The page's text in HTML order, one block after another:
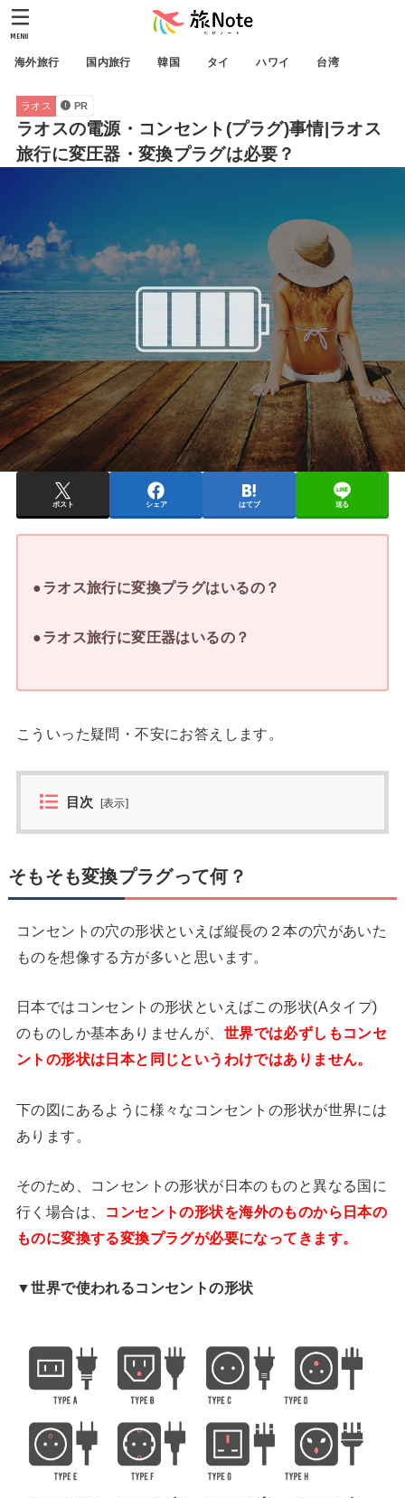
海外旅行 国内旅行 韓国 タイ ハワイ 台湾
MENU
ラオス PR
ラオスの電源・コンセント(プラグ)事情|ラオス
旅行に変圧器・変換プラグは必要？
ポスト シェア はてブ 送る
●ラオス旅行に変換プラグはいるの？
●ラオス旅行に変圧器はいるの？
こういった疑問・不安にお答えします。
目次 [表示]
そもそも変換プラグって何？
コンセントの穴の形状といえば縦長の２本の穴があいた
ものを想像する方が多いと思います。
日本ではコンセントの形状といえばこの形状(Aタイプ)
のものしか基本ありませんが、 世界では必ずしもコンセ
ントの形状は日本と同じというわけではありません。
下の図にあるように様々なコンセントの形状が世界には
あります。
そのため、コンセントの形状が日本のものと異なる国に
行く場合は、 コンセントの形状を海外のものから日本の
ものに変換する変換プラグが必要になってきます。
▼世界で使われるコンセントの形状